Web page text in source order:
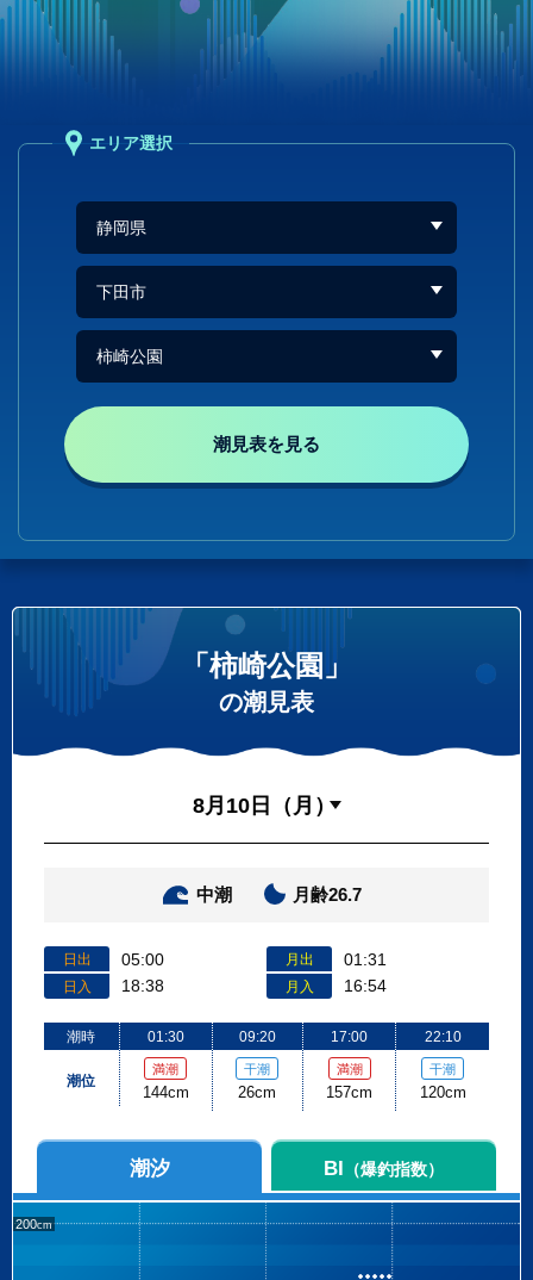
エリア選択
潮見表を見る
「柿崎公園」
の潮見表
中潮 月齢26.7
日出 05:00
日入 18:38
月出 01:31
月入 16:54
潮時
潮位
01:30
満潮
144cm
09:20
干潮
26cm
17:00
満潮
157cm
22:10
干潮
120cm
潮汐 BI （爆釣指数）
200